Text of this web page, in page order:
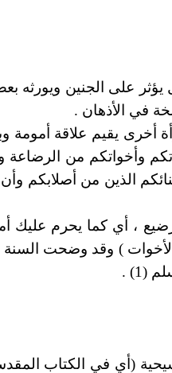
يؤثر على الجنين
في الأذهان .
يقيم علاقة أمومة
23 " حُرمت عليكم أمهاتكم
الذين من أصلابكم
، أي كما يحرم عليك
) وقد وضحت السنة
(1) .
(أي في الكتاب